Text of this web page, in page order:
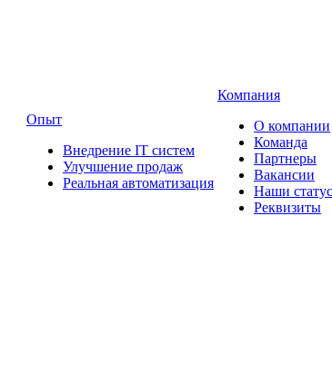
Опыт
Внедрение IT систем
Улучшение продаж
Реальная автоматизация
Компания
О компании
Команда
Партнеры
Вакансии
Наши
Реквизиты